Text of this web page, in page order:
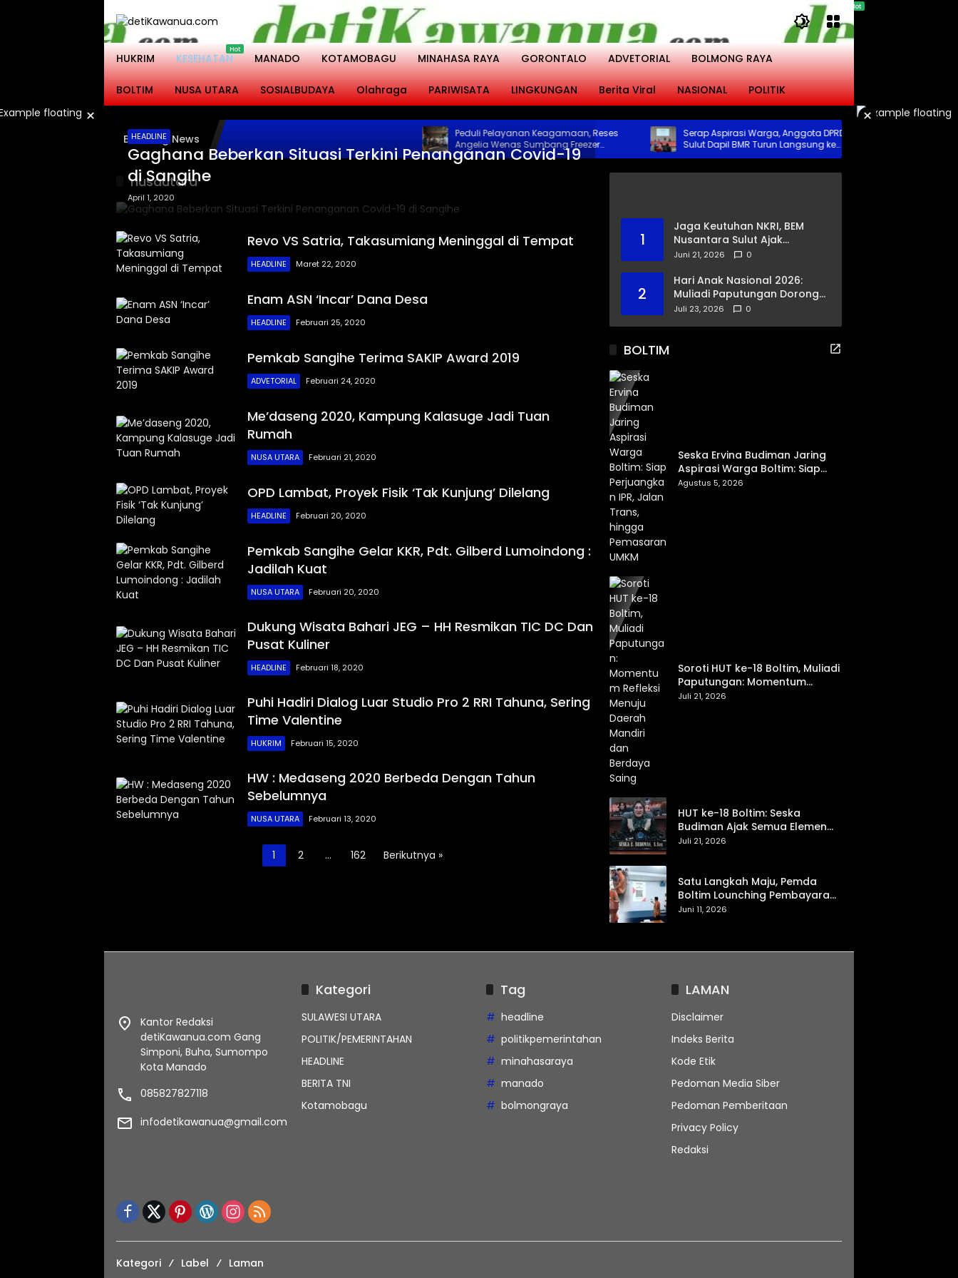
HUKRIM
KESEHATAN MANADO KOTAMOBAGU MINAHASA RAYA GORONTALO ADVETORIAL BOLMONG RAYA
BOLTIM NUSA UTARA SOSIALBUDAYA Olahraga PARIWISATA LINGKUNGAN Berita Viral NASIONAL POLITIK
× ×
Breaking News
Peduli Pelayanan Keagamaan, Reses
Angelia Wenas Sumbang Freezer
Jenazah untuk Umat Hindu di Mopugad
Bolmong
Serap Aspirasi Warga, Anggota DPRD
Sulut Dapil BMR Turun Langsung ke
Tengah Masyarakat
nusautara
HEADLINE
Gaghana Beberkan Situasi Terkini Penanganan Covid-19
di Sangihe
April 1, 2020
Revo VS Satria, Takasumiang Meninggal di Tempat
HEADLINE Maret 22, 2020
Enam ASN ‘Incar’ Dana Desa
HEADLINE Februari 25, 2020
Pemkab Sangihe Terima SAKIP Award 2019
ADVETORIAL Februari 24, 2020
Me’daseng 2020, Kampung Kalasuge Jadi Tuan
Rumah
NUSA UTARA Februari 21, 2020
OPD Lambat, Proyek Fisik ‘Tak Kunjung’ Dilelang
HEADLINE Februari 20, 2020
Pemkab Sangihe Gelar KKR, Pdt. Gilberd Lumoindong :
Jadilah Kuat
NUSA UTARA Februari 20, 2020
Dukung Wisata Bahari JEG – HH Resmikan TIC DC Dan
Pusat Kuliner
HEADLINE Februari 18, 2020
Puhi Hadiri Dialog Luar Studio Pro 2 RRI Tahuna, Sering
Time Valentine
HUKRIM Februari 15, 2020
HW : Medaseng 2020 Berbeda Dengan Tahun
Sebelumnya
NUSA UTARA Februari 13, 2020
1 2 … 162 Berikutnya »
1
Jaga Keutuhan NKRI, BEM
Nusantara Sulut Ajak
Masyarakat Gandeng Polri
Kondusif
Juni 21, 2026 0
2
Hari Anak Nasional 2026:
Muliadi Paputungan Dorong
Pemerataan Akses
Juli 23, 2026 0
BOLTIM
Seska Ervina Budiman Jaring
Aspirasi Warga Boltim: Siap
Perjuangkan IPR, Jalan Trans,
Agustus 5, 2026
Soroti HUT ke-18 Boltim, Muliadi
Paputungan: Momentum
Refleksi Menuju Daerah Mandiri
Juli 21, 2026
HUT ke-18 Boltim: Seska
Budiman Ajak Semua Elemen
Bersinergi untuk Kemajuan
Juli 21, 2026
Satu Langkah Maju, Pemda
Boltim Lounching Pembayaran
PBB Lewat Scan Qris
Juni 11, 2026
Kantor Redaksi
detiKawanua.com Gang
Simponi, Buha, Sumompo
Kota Manado
085827827118
infodetikawanua@gmail.com
Kategori
SULAWESI UTARA
POLITIK/PEMERINTAHAN
HEADLINE
BERITA TNI
Kotamobagu
Tag
headline
politikpemerintahan
minahasaraya
manado
bolmongraya
LAMAN
Disclaimer
Indeks Berita
Kode Etik
Pedoman Media Siber
Pedoman Pemberitaan
Privacy Policy
Redaksi
Kategori Label Laman